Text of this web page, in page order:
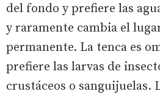
del fondo y prefiere las
y raramente cambia el
permanente. La tenca es
prefiere las larvas de
crustáceos o sanguijuelas.